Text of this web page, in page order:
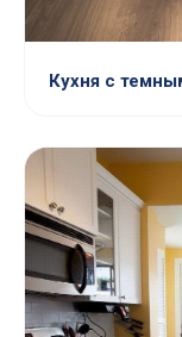
Кухня с